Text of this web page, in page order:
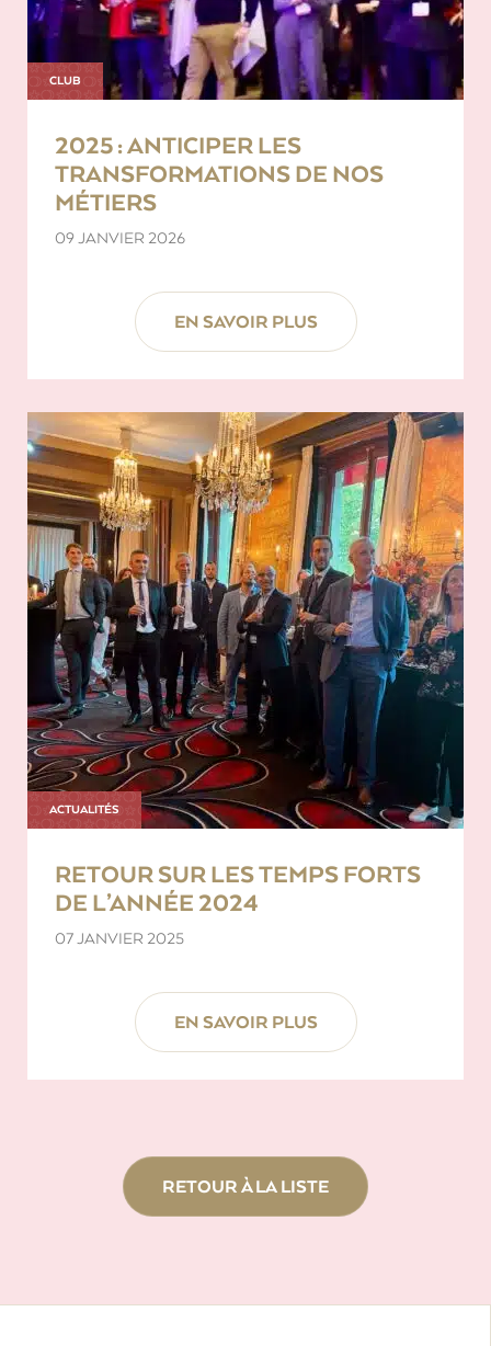
CLUB
2025 : ANTICIPER LES
TRANSFORMATIONS DE NOS
MÉTIERS
09 JANVIER 2026
EN SAVOIR PLUS
ACTUALITÉS
RETOUR SUR LES TEMPS FORTS
DE L’ANNÉE 2024
07 JANVIER 2025
EN SAVOIR PLUS
RETOUR À LA LISTE